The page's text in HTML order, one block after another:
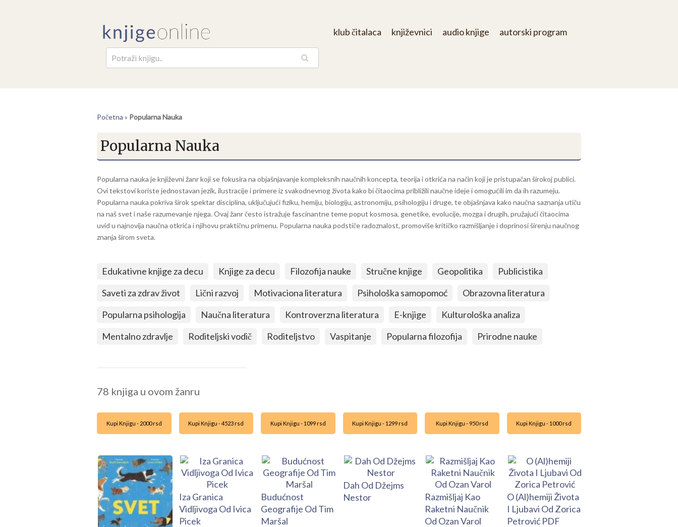
klub čitalaca književnici audio knjige autorski program
Početna » Popularna Nauka
Popularna Nauka
Popularna nauka je književni žanr koji se fokusira na objašnjavanje kompleksnih naučnih koncepta, teorija i otkrića na način koji je pristupačan širokoj publici.
Ovi tekstovi koriste jednostavan jezik, ilustracije i primere iz svakodnevnog života kako bi čitaocima približili naučne ideje i omogućili im da ih razumeju.
Popularna nauka pokriva širok spektar disciplina, uključujući fiziku, hemiju, biologiju, astronomiju, psihologiju i druge, te objašnjava kako naučna saznanja utiču
na naš svet i naše razumevanje njega. Ovaj žanr često istražuje fascinantne teme poput kosmosa, genetike, evolucije, mozga i drugih, pružajući čitaocima
uvid u najnovija naučna otkrića i njihovu praktičnu primenu. Popularna nauka podstiče radoznalost, promoviše kritičko razmišljanje i doprinosi širenju naučnog
znanja širom sveta.
Edukativne knjige za decu Knjige za decu Filozofija nauke Stručne knjige Geopolitika
Publicistika
Saveti za zdrav život
Lični razvoj Motivaciona literatura Psihološka samopomoć
Obrazovna literatura
Popularna psihologija
Naučna literatura Kontroverzna literatura E-knjige
Kulturološka analiza
Mentalno zdravlje
Roditeljski vodič Roditeljstvo Vaspitanje Popularna filozofija Prirodne nauke
78 knjiga u ovom žanru
Kupi Knjigu - 2000 rsd Kupi Knjigu - 4523 rsd
Iza Granica
Vidljivoga Od Ivica
Picek
Kupi Knjigu - 1099 rsd
Budućnost
Geografije Od Tim
Maršal
Kupi Knjigu - 1299 rsd
Dah Od Džejms
Nestor
Kupi Knjigu - 950 rsd
Razmišljaj Kao
Raketni Naučnik
Od Ozan Varol
Kupi Knjigu - 1000 rsd
O (Al)hemiji Života
I Ljubavi Od Zorica
Petrović PDF